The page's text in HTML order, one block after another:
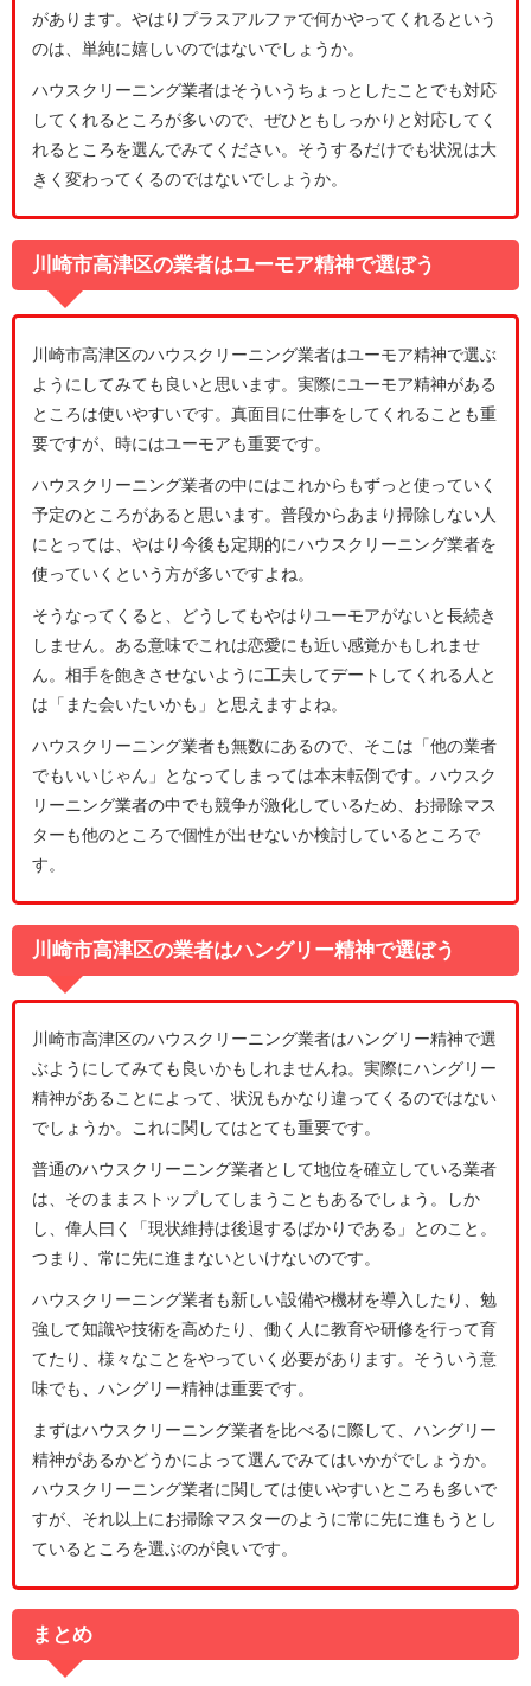
があります。やはりプラスアルファで何かやってくれるという
のは、単純に嬉しいのではないでしょうか。
ハウスクリーニング業者はそういうちょっとしたことでも対応
してくれるところが多いので、ぜひともしっかりと対応してく
れるところを選んでみてください。そうするだけでも状況は大
きく変わってくるのではないでしょうか。
川崎市高津区の業者はユーモア精神で選ぼう
川崎市高津区のハウスクリーニング業者はユーモア精神で選ぶ
ようにしてみても良いと思います。実際にユーモア精神がある
ところは使いやすいです。真面目に仕事をしてくれることも重
要ですが、時にはユーモアも重要です。
ハウスクリーニング業者の中にはこれからもずっと使っていく
予定のところがあると思います。普段からあまり掃除しない人
にとっては、やはり今後も定期的にハウスクリーニング業者を
使っていくという方が多いですよね。
そうなってくると、どうしてもやはりユーモアがないと長続き
しません。ある意味でこれは恋愛にも近い感覚かもしれませ
ん。相手を飽きさせないように工夫してデートしてくれる人と
は「また会いたいかも」と思えますよね。
ハウスクリーニング業者も無数にあるので、そこは「他の業者
でもいいじゃん」となってしまっては本末転倒です。ハウスク
リーニング業者の中でも競争が激化しているため、お掃除マス
ターも他のところで個性が出せないか検討しているところで
す。
川崎市高津区の業者はハングリー精神で選ぼう
川崎市高津区のハウスクリーニング業者はハングリー精神で選
ぶようにしてみても良いかもしれませんね。実際にハングリー
精神があることによって、状況もかなり違ってくるのではない
でしょうか。これに関してはとても重要です。
普通のハウスクリーニング業者として地位を確立している業者
は、そのままストップしてしまうこともあるでしょう。しか
し、偉人曰く「現状維持は後退するばかりである」とのこと。
つまり、常に先に進まないといけないのです。
ハウスクリーニング業者も新しい設備や機材を導入したり、勉
強して知識や技術を高めたり、働く人に教育や研修を行って育
てたり、様々なことをやっていく必要があります。そういう意
味でも、ハングリー精神は重要です。
まずはハウスクリーニング業者を比べるに際して、ハングリー
精神があるかどうかによって選んでみてはいかがでしょうか。
ハウスクリーニング業者に関しては使いやすいところも多いで
すが、それ以上にお掃除マスターのように常に先に進もうとし
ているところを選ぶのが良いです。
まとめ